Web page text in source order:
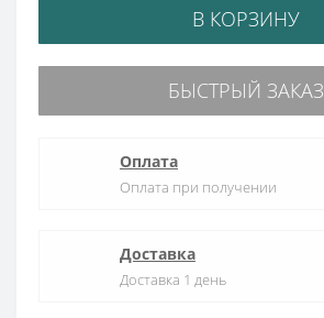
В КОРЗИНУ
БЫСТРЫЙ ЗАКАЗ
Оплата
Оплата при получении
Доставка
Доставка 1 день